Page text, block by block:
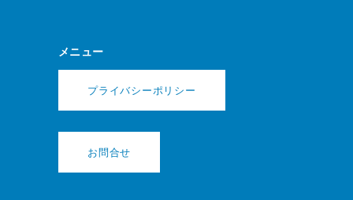
メニュー
プライバシーポリシー
お問合せ